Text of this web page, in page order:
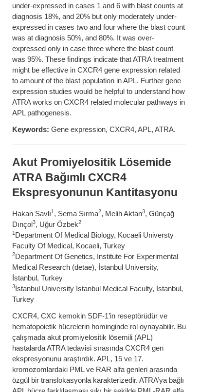
under-expressed in cases 1 and 6 with blast counts at
diagnosis 18%, and 20% but only moderately under-
expressed in cases two and four where the blast count
was at diagnosis 50%, and 80%. It was over-
expressed only in case three where the blast count
was 95%. These findings indicate that ATRA treatment
might be effective in CXCR4 gene expression related
to amount of the blast population in APL. Further gene
expression studies would be helpful to understand how
ATRA works on CXCR4 related molecular pathways in
APL pathogenesis.
Keywords: Gene expression, CXCR4, APL, ATRA.
Akut Promiyelositik Lösemide
ATRA Bağımlı CXCR4
Ekspresyonunun Kantitasyonu
Hakan Savlı1 , Sema Sırma2, Melih Aktan3, Günçağ
Dınçol3, Uğur Özbek2
1 Department Of Medical Biology, Kocaeli Universty
Faculty Of Medical, Kocaeli, Turkey
2Department Of Genetics, Institute For Experimental
Medical Research (detae), İstanbul University,
İstanbul, Turkey
3İstanbul University İstanbul Medical Faculty, İstanbul,
Turkey
CXCR4, CXC kemokin SDF-1’in reseptörüdür ve
hematopoietik hücrelerin hominginde rol oynayabilir. Bu
çalışmada akut promiyelositik lösemili (APL)
hastalarda ATRA tedavisi sırasında CXCR4 gen
ekspresyonunu araştırdık. APL, 15 ve 17.
kromozomlardaki PML ve RAR alfa genleri arasında
özgül bir translokasyonla karakterizedir. ATRA’ya bağlı